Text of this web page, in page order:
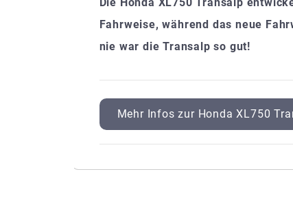
Fahrweise, während das neue
nie war die Transalp so gut!
Mehr Infos zur Honda XL750